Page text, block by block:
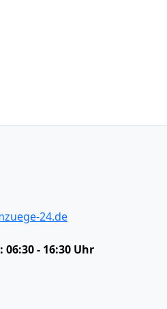
24.de
06:30 - 16:30 Uhr